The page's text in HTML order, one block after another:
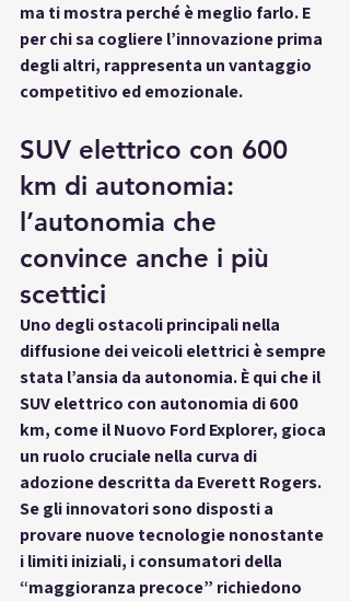
ma ti mostra perché è meglio farlo. E
per chi sa cogliere l’innovazione prima
degli altri, rappresenta un vantaggio
competitivo ed emozionale.
SUV elettrico con 600
km di autonomia:
l’autonomia che
convince anche i più
scettici
Uno degli ostacoli principali nella
diffusione dei veicoli elettrici è sempre
stata l’ansia da autonomia. È qui che il
SUV elettrico con autonomia di 600
km, come il Nuovo Ford Explorer, gioca
un ruolo cruciale nella curva di
adozione descritta da Everett Rogers.
Se gli innovatori sono disposti a
provare nuove tecnologie nonostante
i limiti iniziali, i consumatori della
“maggioranza precoce” richiedono